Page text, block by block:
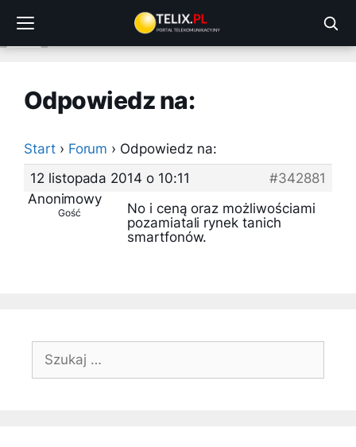
treści
Odpowiedz na:
Start › Forum › Odpowiedz na:
12 listopada 2014 o 10:11
#342881
Anonimowy
Gość
No i ceną oraz możliwościami
pozamiatali rynek tanich
smartfonów.
Szukaj: